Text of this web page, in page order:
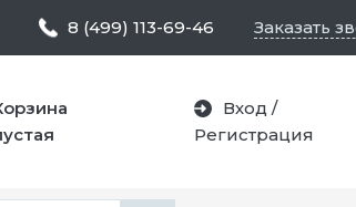
8 (499) 113-69-46 Заказать
Вход /
Регистрация